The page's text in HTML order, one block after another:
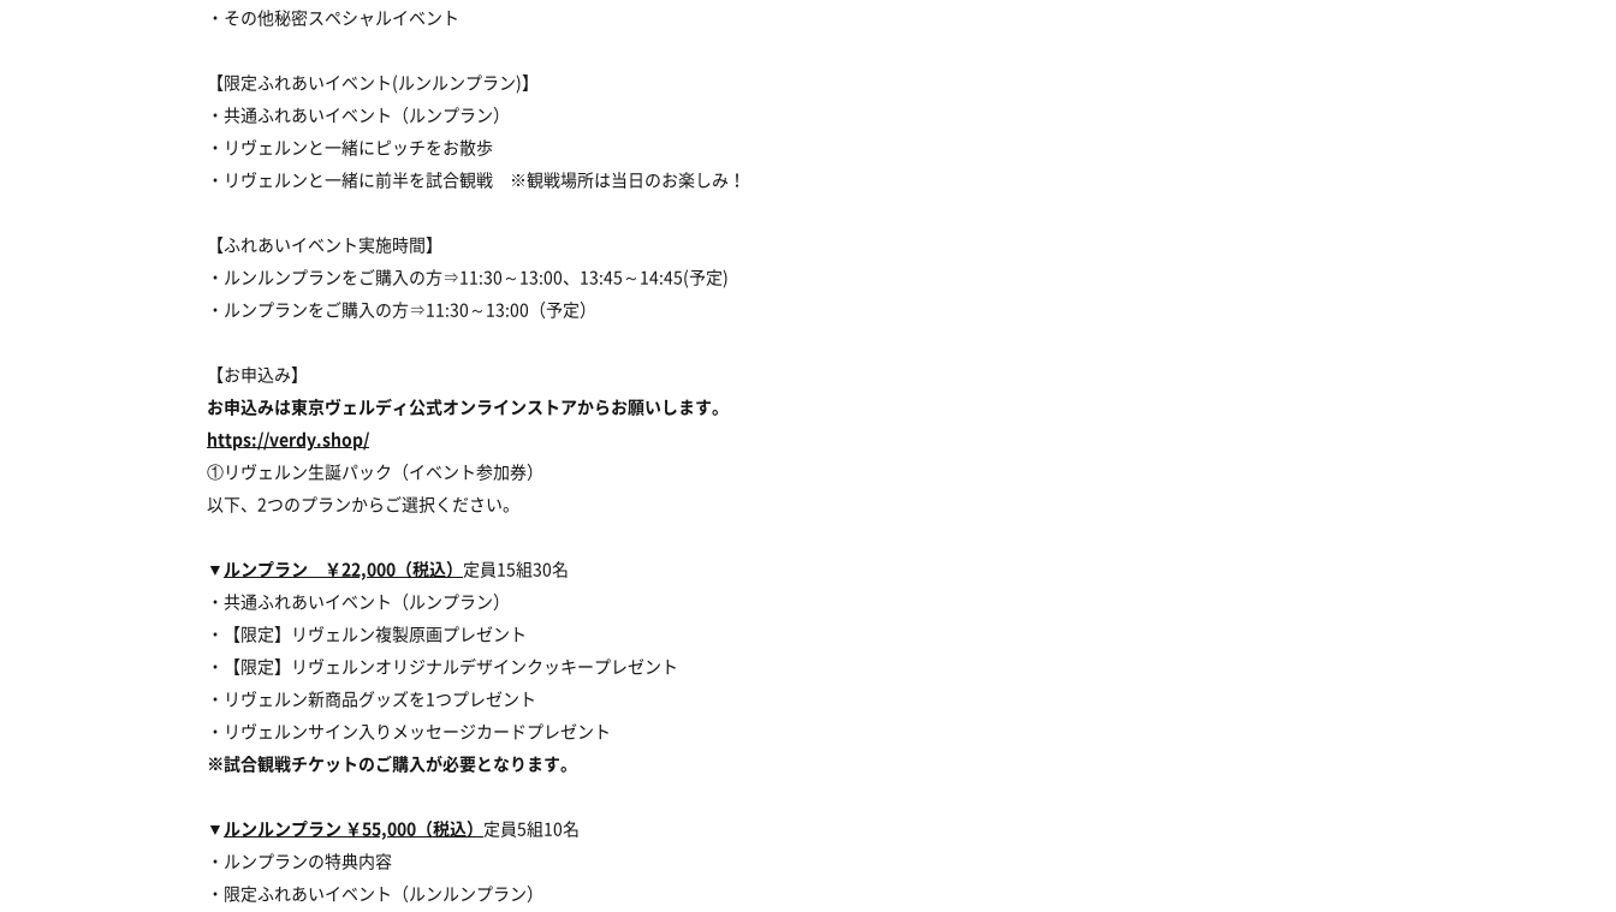
・その他秘密スペシャルイベント
【限定ふれあいイベント(ルンルンプラン)】
・共通ふれあいイベント（ルンプラン）
・リヴェルンと一緒にピッチをお散歩
・リヴェルンと一緒に前半を試合観戦 ※観戦場所は当日のお楽しみ！
【ふれあいイベント実施時間】
・ルンルンプランをご購入の方⇒11:30～13:00、13:45～14:45(予定)
・ルンプランをご購入の方⇒11:30～13:00（予定）
【お申込み】
お申込みは東京ヴェルディ公式オンラインストアからお願いします。
https://verdy.shop/
①リヴェルン生誕パック（イベント参加券）
以下、2つのプランからご選択ください。
▼ ルンプラン ￥22,000（税込） 定員15組30名
・共通ふれあいイベント（ルンプラン）
・【限定】リヴェルン複製原画プレゼント
・【限定】リヴェルンオリジナルデザインクッキープレゼント
・リヴェルン新商品グッズを1つプレゼント
・リヴェルンサイン入りメッセージカードプレゼント
※試合観戦チケットのご購入が必要となります。
▼ ルンルンプラン ￥55,000（税込） 定員5組10名
・ルンプランの特典内容
・限定ふれあいイベント（ルンルンプラン）